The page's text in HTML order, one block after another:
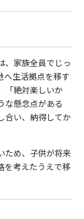
、家族全員でじっ
へ生活拠点を移す
「絶対楽しいか
な懸念点がある
合い、納得してか
ため、子供が将来
を考えたうえで移